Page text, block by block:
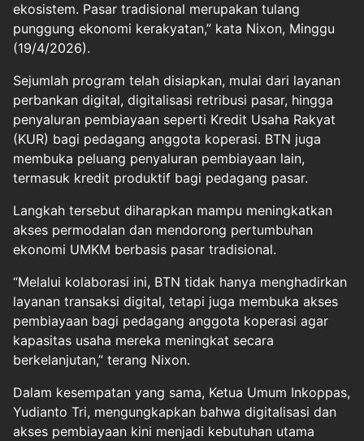
ekosistem. Pasar tradisional merupakan tulang
punggung ekonomi kerakyatan,” kata Nixon, Minggu
(19/4/2026).
Sejumlah program telah disiapkan, mulai dari layanan
perbankan digital, digitalisasi retribusi pasar, hingga
penyaluran pembiayaan seperti Kredit Usaha Rakyat
(KUR) bagi pedagang anggota koperasi. BTN juga
membuka peluang penyaluran pembiayaan lain,
termasuk kredit produktif bagi pedagang pasar.
Langkah tersebut diharapkan mampu meningkatkan
akses permodalan dan mendorong pertumbuhan
ekonomi UMKM berbasis pasar tradisional.
“Melalui kolaborasi ini, BTN tidak hanya menghadirkan
layanan transaksi digital, tetapi juga membuka akses
pembiayaan bagi pedagang anggota koperasi agar
kapasitas usaha mereka meningkat secara
berkelanjutan,” terang Nixon.
Dalam kesempatan yang sama, Ketua Umum Inkoppas,
Yudianto Tri, mengungkapkan bahwa digitalisasi dan
akses pembiayaan kini menjadi kebutuhan utama